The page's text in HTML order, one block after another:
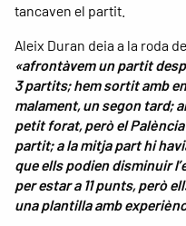
tancaven el partit.
Aleix Duran deia a la roda
«afrontàvem un partit
3 partits; hem sortit amb
malament, un segon tard;
petit forat, però el Palència
partit; a la mitja part hi
que ells podien disminuir
per estar a 11 punts, però
una plantilla amb